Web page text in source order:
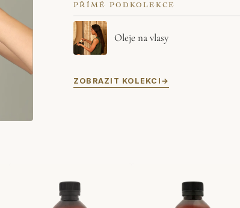
PŘÍMÉ PODKOLEKCE
Oleje na vlasy
ZOBRAZIT KOLEKCI